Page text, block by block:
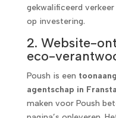
gekwalificeerd
op investering.
2. Website-
eco-
Poush is een
agentschap in
maken voor Poush